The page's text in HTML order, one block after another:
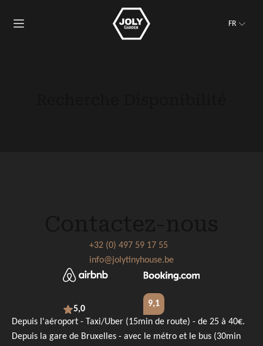
FR
+32 (0) 497 59 17 55
info@jolytinyhouse.be
5,0
9,1
Depuis l'aéroport - Taxi/Uber (15min de route) - de 25 à 40€.
Depuis la gare de Bruxelles - avec le métro et le bus (30min